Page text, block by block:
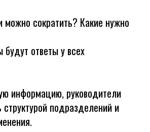
сократить? Какие нужно
будут ответы у всех
информацию, руководители
структурой подразделений и